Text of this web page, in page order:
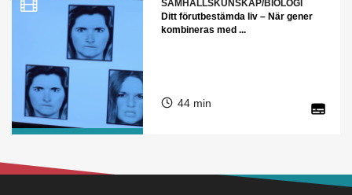
SAMHÄLLSKUNSKAP/BIOLOGI
Ditt förutbestämda liv – När gener
kombineras med ...
44 min